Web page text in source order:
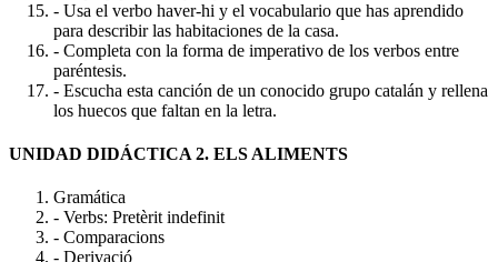
- Usa el verbo haver-hi y el vocabulario que has aprendido
para describir las habitaciones de la casa.
- Completa con la forma de imperativo de los verbos entre
paréntesis.
- Escucha esta canción de un conocido grupo catalán y rellena
los huecos que faltan en la letra.
UNIDAD DIDÁCTICA 2. ELS ALIMENTS
Gramática
- Verbs: Pretèrit indefinit
- Comparacions
- Derivació